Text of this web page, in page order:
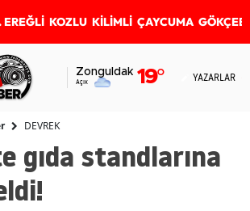
EREĞLİ KOZLU KİLİMLİ ÇAYCUMA
Zonguldak
Açık 19° YAZARLAR
DEVREK
gıda standlarına